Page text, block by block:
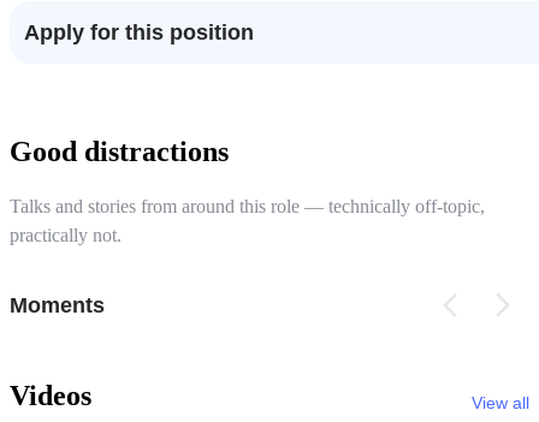
Apply for this position
Good distractions
Talks and stories from around this role — technically off-topic,
practically not.
Moments
Videos View all